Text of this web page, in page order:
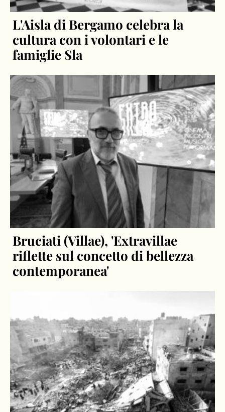
L'Aisla di Bergamo celebra la
cultura con i volontari e le
famiglie Sla
Bruciati (Villae), 'Extravillae
riflette sul concetto di bellezza
contemporanea'